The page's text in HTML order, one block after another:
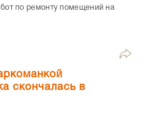
по ремонту помещений на
скончалась в